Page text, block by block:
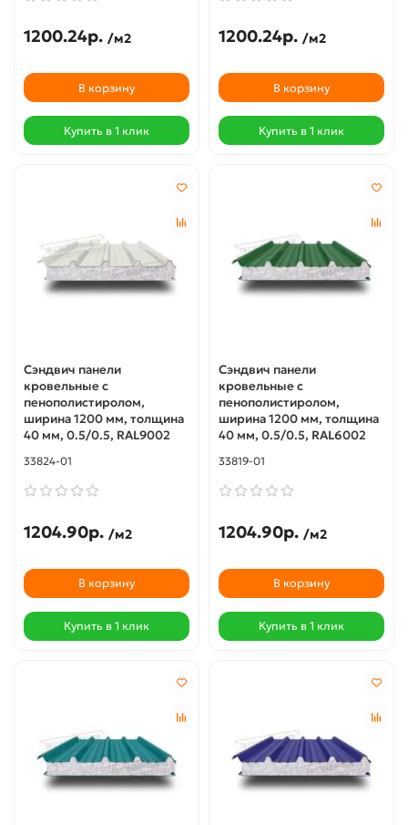
1200.24р. /м2
В корзину
Купить в 1 клик
1200.24р. /м2
В корзину
Купить в 1 клик
Сэндвич панели
кровельные с
пенополистиролом,
ширина 1200 мм, толщина
40 мм, 0.5/0.5, RAL9002
33824-01
1204.90р. /м2
В корзину
Купить в 1 клик
Сэндвич панели
кровельные с
пенополистиролом,
ширина 1200 мм, толщина
40 мм, 0.5/0.5, RAL6002
33819-01
1204.90р. /м2
В корзину
Купить в 1 клик